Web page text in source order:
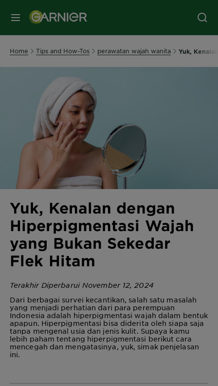
MENU
Home Tips and How-Tos perawatan wajah wanita Yuk,
Yuk, Kenalan dengan
Hiperpigmentasi Wajah
yang Bukan Sekedar
Flek Hitam
Terakhir Diperbarui November 12, 2024
Dari berbagai survei kecantikan, salah satu masalah
yang menjadi perhatian dari para perempuan
Indonesia adalah hiperpigmentasi wajah dalam bentuk
apapun. Hiperpigmentasi bisa diderita oleh siapa saja
tanpa mengenal usia dan jenis kulit. Supaya kamu
lebih paham tentang hiperpigmentasi berikut cara
mencegah dan mengatasinya, yuk, simak penjelasan
ini.